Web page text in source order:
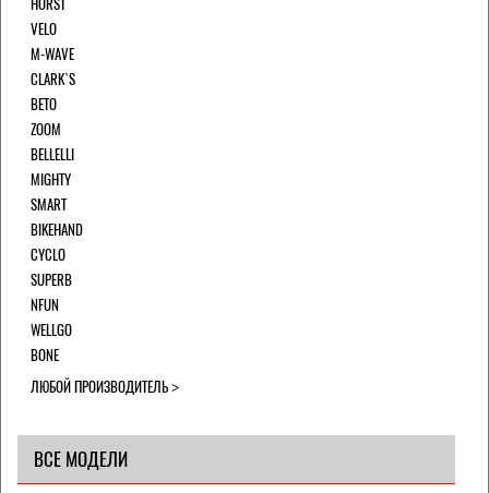
VELO
M-WAVE
CLARK`S
BETO
ZOOM
BELLELLI
MIGHTY
SMART
BIKEHAND
CYCLO
SUPERB
NFUN
WELLGO
BONE
ЛЮБОЙ ПРОИЗВОДИТЕЛЬ
ВСЕ МОДЕЛИ